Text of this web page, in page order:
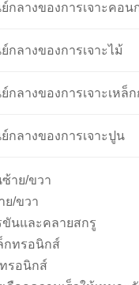
กลางของการเจาะคอน
กลางของการเจาะไม้
กลางของการเจาะเหล็
กลางของการเจาะปูน
ย/ขวา
ขันและคลายสกรู
รอนิกส์